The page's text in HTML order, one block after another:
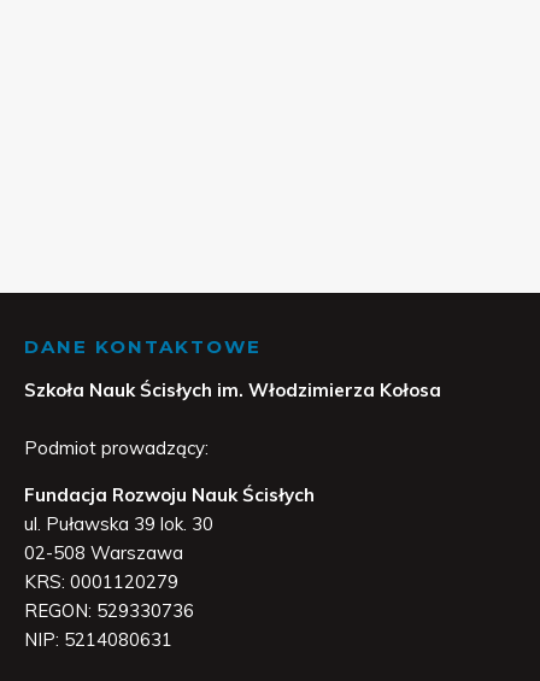
DANE KONTAKTOWE
Szkoła Nauk Ścisłych im. Włodzimierza Kołosa
Podmiot prowadzący:
Fundacja Rozwoju Nauk Ścisłych
ul. Puławska 39 lok. 30
02-508 Warszawa
KRS: 0001120279
REGON: 529330736
NIP: 5214080631